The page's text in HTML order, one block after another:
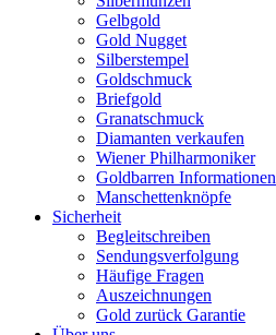
Gelbgold
Gold Nugget
Silberstempel
Goldschmuck
Briefgold
Granatschmuck
Diamanten verkaufen
Wiener Philharmoniker
Goldbarren Informationen
Manschettenknöpfe
Sicherheit
Begleitschreiben
Sendungsverfolgung
Häufige Fragen
Auszeichnungen
Gold zurück Garantie